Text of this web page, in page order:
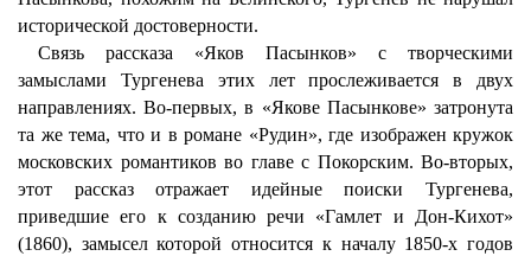
исторической достоверности.
Связь рассказа «Яков Пасынков» с творческими
замыслами Тургенева этих лет прослеживается в двух
направлениях. Во-первых, в «Якове Пасынкове» затронута
та же тема, что и в романе «Рудин», где изображен кружок
московских романтиков во главе с Покорским. Во-вторых,
этот рассказ отражает идейные поиски Тургенева,
приведшие его к созданию речи «Гамлет и Дон-Кихот»
(1860), замысел которой относится к началу 1850-х годов